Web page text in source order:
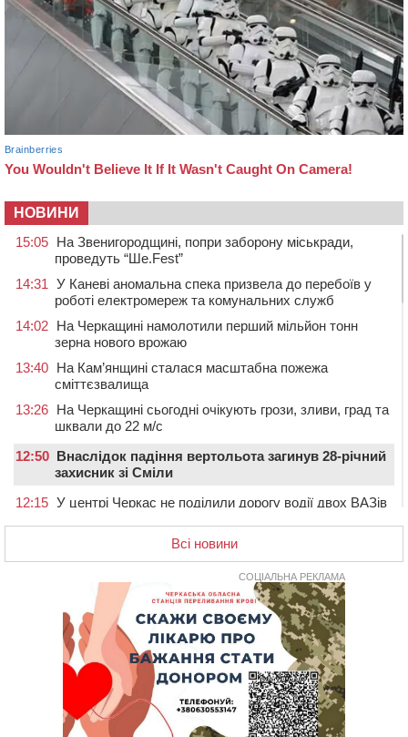
НОВИНИ
15:05 На Звенигородщині, попри заборону міськради,
проведуть “Ше.Fest”
14:31 У Каневі аномальна спека призвела до перебоїв у
роботі електромереж та комунальних служб
14:02 На Черкащині намолотили перший мільйон тонн
зерна нового врожаю
13:40 На Кам’янщині сталася масштабна пожежа
сміттєзвалища
13:26 На Черкащині сьогодні очікують грози, зливи, град та
шквали до 22 м/с
12:50 Внаслідок падіння вертольота загинув 28-річний
захисник зі Сміли
12:15 У центрі Черкас не поділили дорогу водії двох ВАЗів
11:29 У Черкасах до середини серпня обмежать рух
транспорту на трьох вулицях
На Черкащині кількість укриттів збільшилась
уп’ятеро з початку повномасштабної війни
У Черкасах водій Audi Q5 спричинив аварію, не
пропустивши інший кросовер
“Черкасиводоканал” пропонує підвищити
тарифи на воду та водовідведення з 2027 року
Встановити гойдалки, карусель і закупити іграшки: у
Черкасах просять покращити умови в дитсадку
Всі новини
СОЦІАЛЬНА РЕКЛАМА